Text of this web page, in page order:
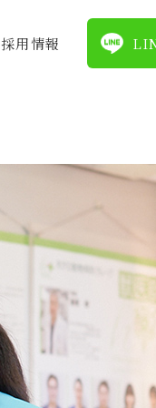
採⽤情報